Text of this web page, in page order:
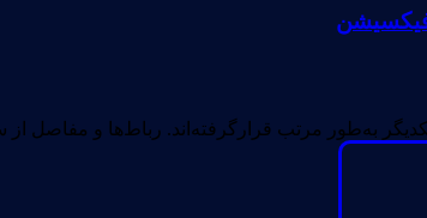
فیکسیشن
به‌طور مرتب قرارگرفته‌اند. رباط‌ها و مفاصل